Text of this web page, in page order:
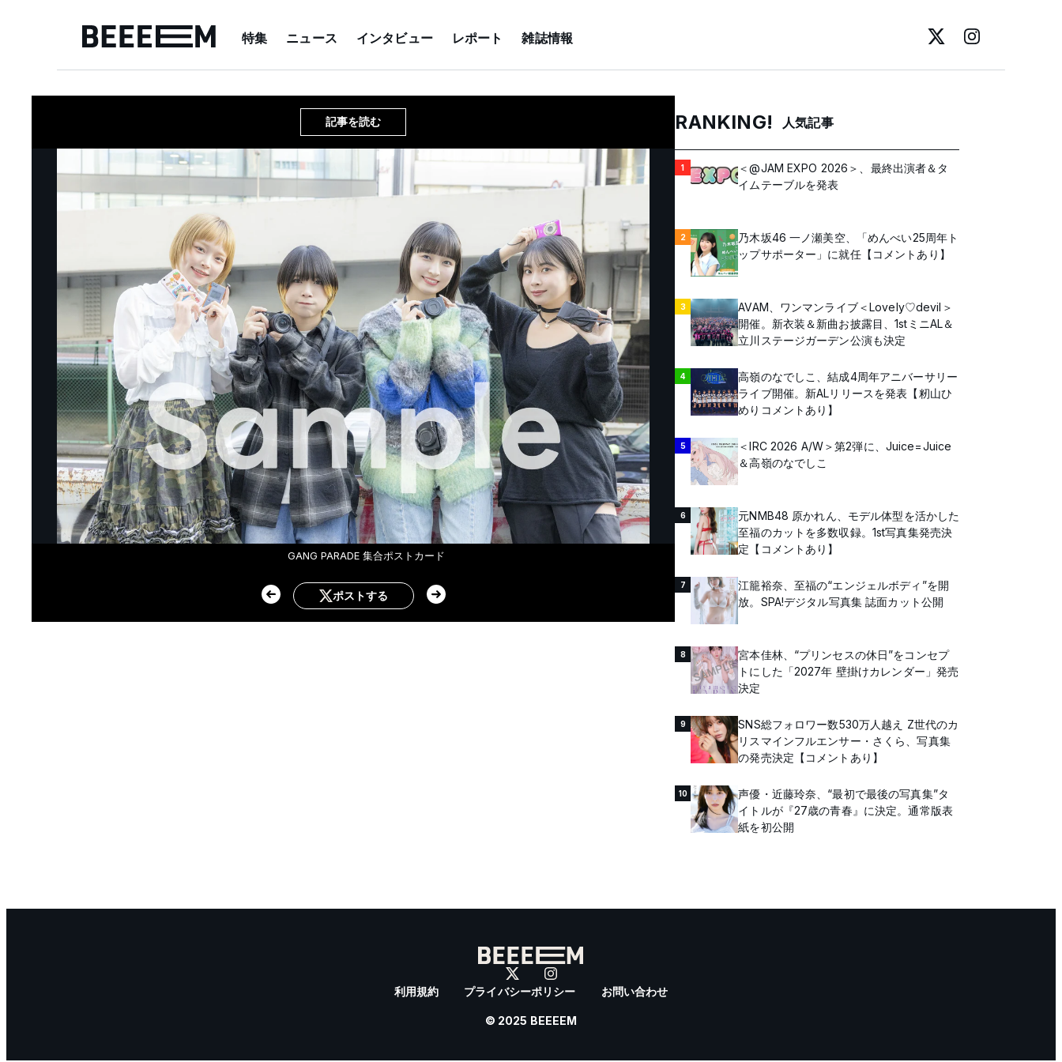
特集 ニュース インタビュー レポート 雑誌情報
記事を読む
GANG PARADE 集合ポストカード
ポストする
RANKING! 人気記事
1
＜@JAM EXPO 2026＞、最終出演者＆タ
イムテーブルを発表
2
乃木坂46 一ノ瀬美空、「めんべい25周年ト
ップサポーター」に就任【コメントあり】
3
AVAM、ワンマンライブ＜Lovely♡devil＞
開催。新衣装＆新曲お披露目、1stミニAL＆
立川ステージガーデン公演も決定
4
高嶺のなでしこ、結成4周年アニバーサリー
ライブ開催。新ALリリースを発表【籾山ひ
めりコメントあり】
5
＜IRC 2026 A/W＞第2弾に、Juice=Juice
＆高嶺のなでしこ
6
元NMB48 原かれん、モデル体型を活かした
至福のカットを多数収録。1st写真集発売決
定【コメントあり】
7
江籠裕奈、至福の“エンジェルボディ”を開
放。SPA!デジタル写真集 誌面カット公開
8
宮本佳林、“プリンセスの休日”をコンセプ
トにした「2027年 壁掛けカレンダー」発売
決定
9
SNS総フォロワー数530万人越え Z世代のカ
リスマインフルエンサー・さくら、写真集
の発売決定【コメントあり】
10
声優・近藤玲奈、“最初で最後の写真集”タ
イトルが『27歳の青春』に決定。通常版表
紙を初公開
利用規約 プライバシーポリシー お問い合わせ
© 2025 BEEEEM